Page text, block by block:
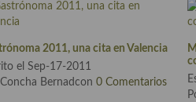
2011, una cita en Valencia
el Sep-17-2011
Bernadcon 0 Comentarios